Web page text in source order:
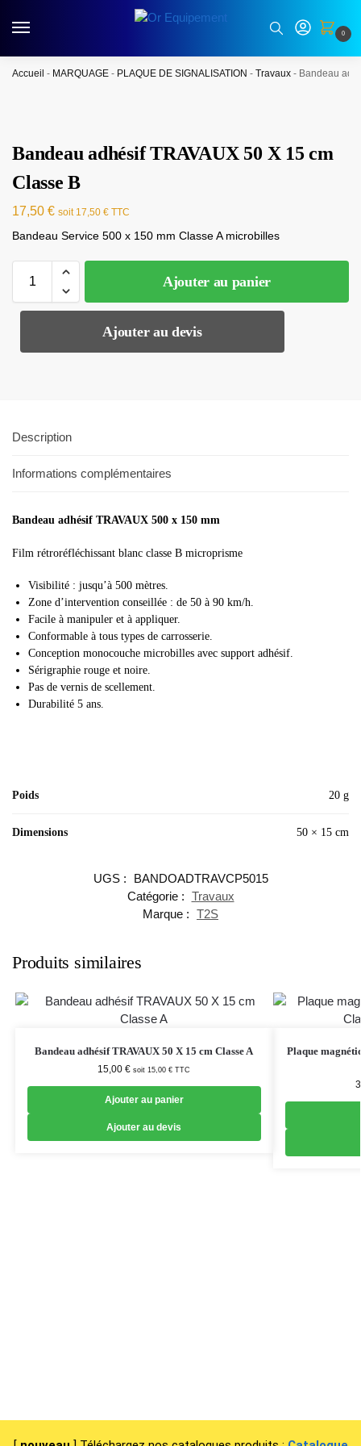
0
Accueil - MARQUAGE - PLAQUE DE SIGNALISATION - Travaux - Bandeau
Bandeau adhésif TRAVAUX 50 X 15 cm
Classe B
17,50 € soit 17,50 € TTC
Bandeau Service 500 x 150 mm Classe A microbilles
Ajouter au panier
Ajouter au devis
Description
Informations complémentaires
Bandeau adhésif TRAVAUX 500 x 150 mm
Film rétroréfléchissant blanc classe B microprisme
Visibilité : jusqu’à 500 mètres.
Zone d’intervention conseillée : de 50 à 90 km/h.
Facile à manipuler et à appliquer.
Conformable à tous types de carrosserie.
Conception monocouche microbilles avec support adhésif.
Sérigraphie rouge et noire.
Pas de vernis de scellement.
Durabilité 5 ans.
Poids 20 g
Dimensions 50 × 15 cm
UGS :
BANDOADTRAVCP5015
Catégorie : Travaux
Marque : T2S
Produits similaires
Bandeau adhésif TRAVAUX 50 X 15 cm Classe A
15,00€ soit15,00€ TTC
Ajouter au panier
Ajouter au devis
Plaque